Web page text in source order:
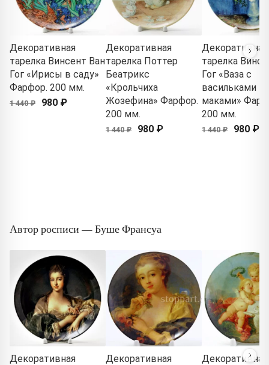
Декоративная
тарелка Винсент Ван
Гог «Ирисы в саду»
Фарфор. 200 мм.
1 440 ₽ 980 ₽
Декоративная
тарелка Поттер
Беатрикс
«Крольчиха
Жозефина» Фарфор.
200 мм.
1 440 ₽ 980 ₽
Декоративная
тарелка
Гог «Ваза с
васильками и
маками»
200 мм.
1 440 ₽ 980 ₽
Автор росписи — Буше Франсуа
Декоративная
Декоративная
Декоративная